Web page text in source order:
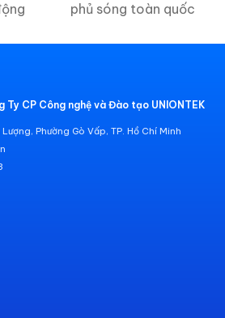
phủ sóng toàn quốc
CP Công nghệ và Đào tạo UNIONTEK
Phường Gò Vấp, TP. Hồ Chí Minh